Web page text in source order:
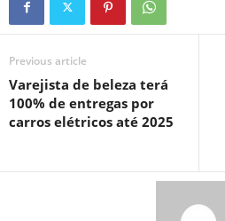
Previous article
Varejista de beleza terá
100% de entregas por
carros elétricos até 2025